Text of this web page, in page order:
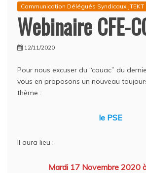
Communication Délégués Syndicaux JTEKT
Webinaire CFE-
12/11/2020
Pour nous excuser du “couac” du
vous en proposons un nouveau
thème :
le PSE
Il aura lieu :
Mardi 17 Novembre 2020